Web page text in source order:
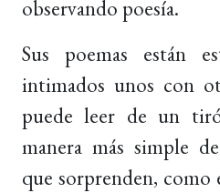
observando poesía.
Sus poemas están
intimados unos con
puede leer de un
manera más simple
que sorprenden,